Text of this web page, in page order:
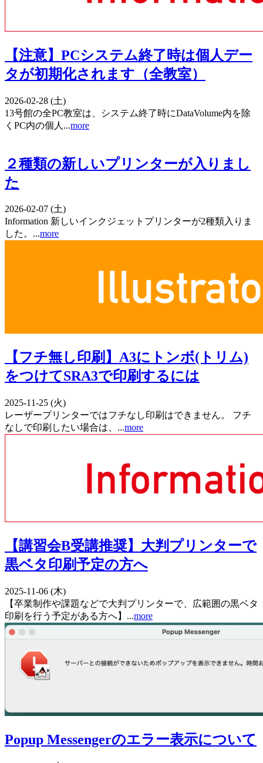
【注意】PCシステム終了時は個人デー
タが初期化されます（全教室）
2026-02-28 (土)
13号館の全PC教室は、システム終了時にDataVolume内を除
くPC内の個人...more
２種類の新しいプリンターが入りまし
た
2026-02-07 (土)
Information 新しいインクジェットプリンターが2種類入りま
した。...more
【フチ無し印刷】A3にトンボ(トリム)
をつけてSRA3で印刷するには
2025-11-25 (火)
レーザープリンターではフチなし印刷はできません。 フチ
なしで印刷したい場合は、...more
【講習会B受講推奨】大判プリンターで
黒ベタ印刷予定の方へ
2025-11-06 (木)
【卒業制作や課題などで大判プリンターで、広範囲の黒ベタ
印刷を行う予定がある方へ】...more
Popup Messengerのエラー表示について